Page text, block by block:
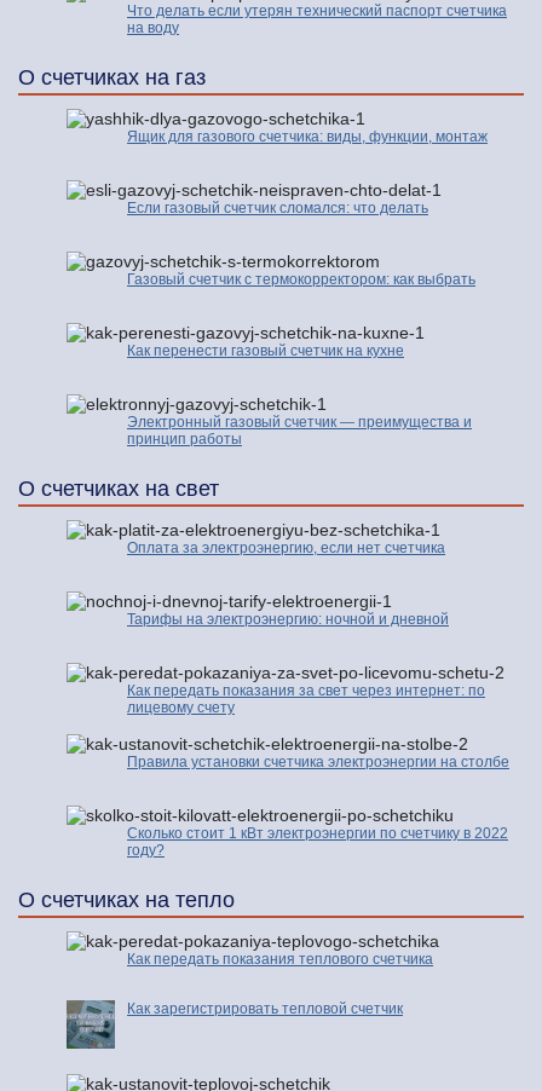
Что делать если утерян технический паспорт счетчика
на воду
О счетчиках на газ
Ящик для газового счетчика: виды, функции, монтаж
Если газовый счетчик сломался: что делать
Газовый счетчик с термокорректором: как выбрать
Как перенести газовый счетчик на кухне
Электронный газовый счетчик — преимущества и
принцип работы
О счетчиках на свет
Оплата за электроэнергию, если нет счетчика
Тарифы на электроэнергию: ночной и дневной
Как передать показания за свет через интернет: по
лицевому счету
Правила установки счетчика электроэнергии на столбе
Сколько стоит 1 кВт электроэнергии по счетчику в 2022
году?
О счетчиках на тепло
Как передать показания теплового счетчика
Как зарегистрировать тепловой счетчик